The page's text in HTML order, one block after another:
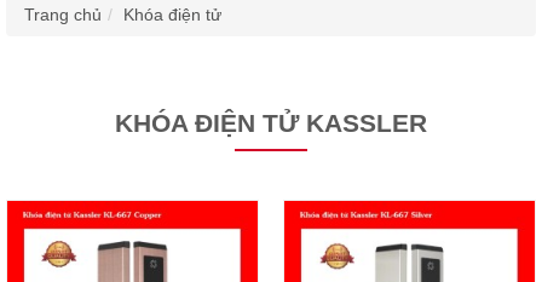
Trang chủ Khóa điện tử
KHÓA ĐIỆN TỬ KASSLER